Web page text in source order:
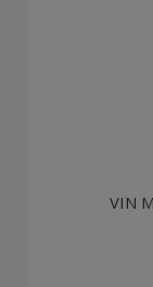
VIN